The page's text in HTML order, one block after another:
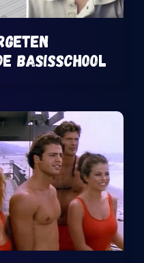
basisschool